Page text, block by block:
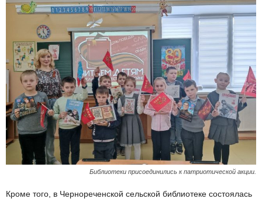
Библиотеки присоединились к патриотической акции.
Кроме того, в Чернореченской сельской библиотеке состоялась